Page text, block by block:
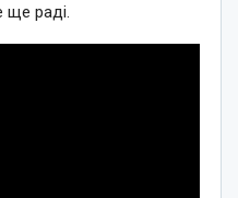
ще раді.